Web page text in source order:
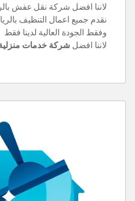
لاننا افضل شركة نقل عفش
نقدم جميع اعمال التنظيف
وفقط الجودة العالية لدينا فقط
لاننا افضل شركة خدمات منزلية